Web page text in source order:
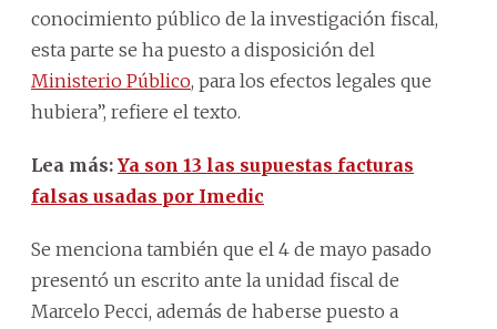
conocimiento público de la investigación fiscal,
esta parte se ha puesto a disposición del
Ministerio Público, para los efectos legales que
hubiera”, refiere el texto.
Lea más: Ya son 13 las supuestas facturas
falsas usadas por Imedic
Se menciona también que el 4 de mayo pasado
presentó un escrito ante la unidad fiscal de
Marcelo Pecci, además de haberse puesto a